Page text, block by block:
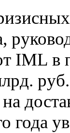
IML в
года